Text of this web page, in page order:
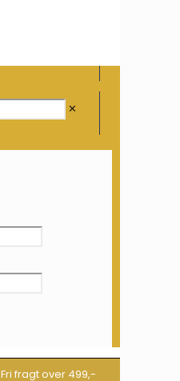
✕
Fri fragt over 499,-